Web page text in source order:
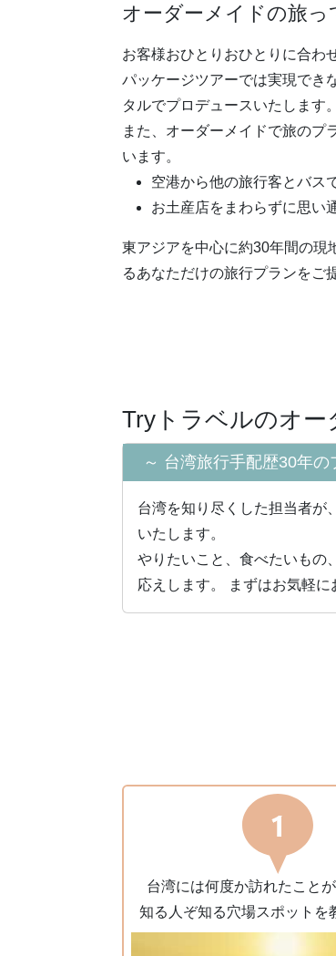
オーダーメイドの旅っ
お客様おひとりおひとりに合わ
パッケージツアーでは実現でき
タルでプロデュースいたします。
また、オーダーメイドで旅のプ
います。
空港から他の旅⾏客とバス
お⼟産店をまわらずに思い
東アジアを中⼼に約30年間の現
るあなただけの旅⾏プランをご
Tryトラベルのオー
～ 台湾旅行手配歴30年の
台湾を知り尽くした担当者が
いたします。
やりたいこと、⾷べたいもの
応えします。 まずはお気軽に
台湾には何度か訪れたことが
知る⼈ぞ知る⽳場スポットを